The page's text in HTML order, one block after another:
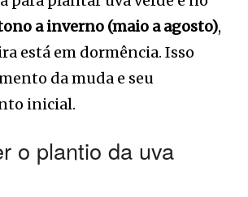
a inverno (maio a agosto),
está em dormência. Isso
da muda e seu
inicial.
o plantio da uva